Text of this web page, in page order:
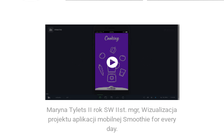
Maryna Tylets II rok SW IIst. mgr, Wizualizacja
projektu aplikacji mobilnej Smoothie for every
day.